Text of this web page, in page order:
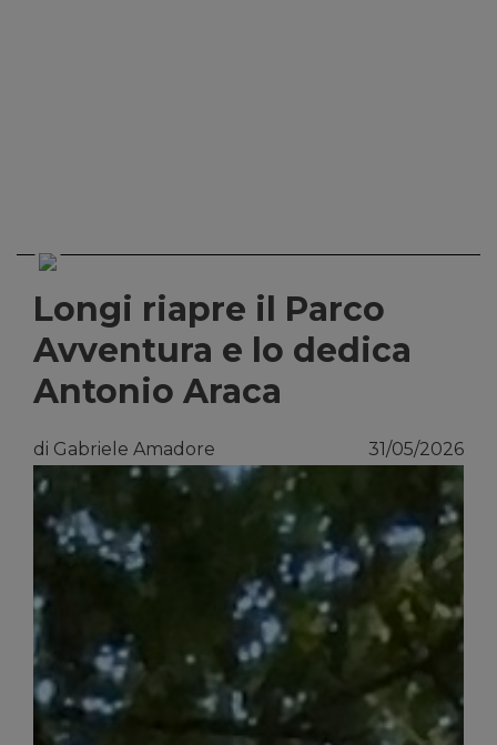
Longi riapre il Parco
Avventura e lo dedica
Antonio Araca
di Gabriele Amadore 31/05/2026